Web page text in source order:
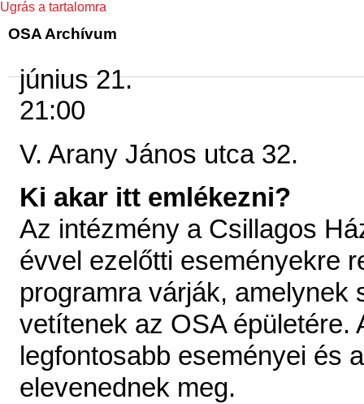
Ugrás a tartalomra
OSA Archívum
június 21.
21:00
V. Arany János utca 32.
Ki akar itt emlékezni?
Az intézmény a Csillagos
évvel ezelőtti eseményekre
programra várják, amelynek
vetítenek az OSA épületére.
legfontosabb eseményei és
elevenednek meg.